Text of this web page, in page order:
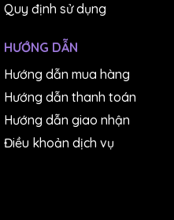
Quy định sử dụng
HƯỚNG DẪN
Hướng dẫn mua hàng
Hướng dẫn thanh toán
Hướng dẫn giao nhận
Điều khoản dịch vụ